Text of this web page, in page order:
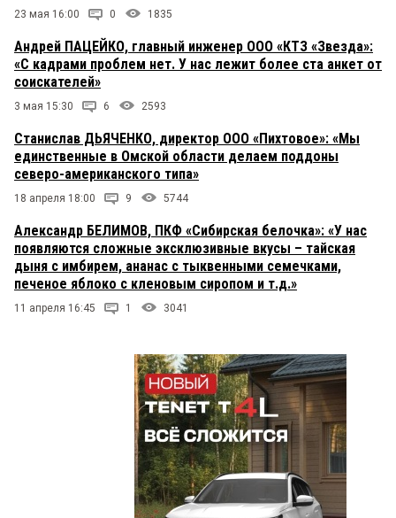
23 мая 16:00 0 1835
Андрей ПАЦЕЙКО, главный инженер ООО «КТЗ «Звезда»:
«С кадрами проблем нет. У нас лежит более ста анкет от
соискателей»
3 мая 15:30 6 2593
Станислав ДЬЯЧЕНКО, директор ООО «Пихтовое»: «Мы
единственные в Омской области делаем поддоны
северо-американского типа»
18 апреля 18:00 9 5744
Александр БЕЛИМОВ, ПКФ «Сибирская белочка»: «У нас
появляются сложные эксклюзивные вкусы – тайская
дыня с имбирем, ананас с тыквенными семечками,
печеное яблоко с кленовым сиропом и т.д.»
11 апреля 16:45 1 3041